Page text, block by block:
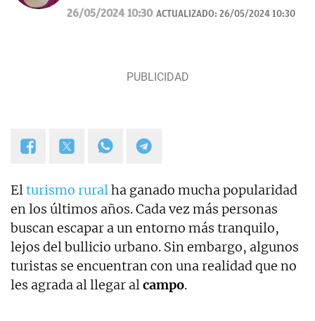
curiosidades, mascotas, consumo y Lotería de
Navidad.
26/05/2024 10:30 ACTUALIZADO: 26/05/2024 10:30
Elturismo ruralha ganado mucha popularidad
en los últimos años. Cada vez más personas
buscan escapar a un entorno más tranquilo,
lejos del bullicio urbano. Sin embargo, algunos
turistas se encuentran con una realidad que no
les agrada al llegar alcampo.